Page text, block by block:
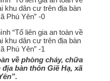
về phòng cháy, chữa
bàn thôn Giẽ Hạ, xã